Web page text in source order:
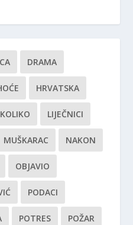
DRAMA
HRVATSKA
KOLIKO LIJEČNICI
MUŠKARAC NAKON
OBJAVIO
PODACI
POTRES POŽAR